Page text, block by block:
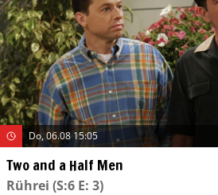
Do, 06.08 15:05
Two and a Half Men
Rührei (S:6 E: 3)